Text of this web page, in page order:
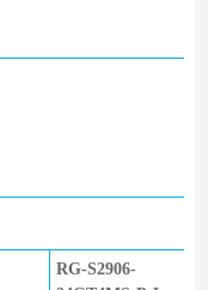
RG-S2906-